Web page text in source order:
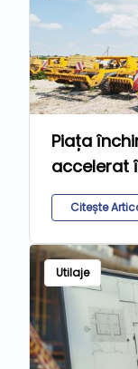
Piața
accelerat
Citește
Utilaje